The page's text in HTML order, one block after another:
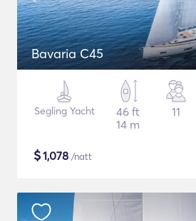
Bavaria C45
Segling Yacht
46 ft
14 m
11
$1,078 /natt